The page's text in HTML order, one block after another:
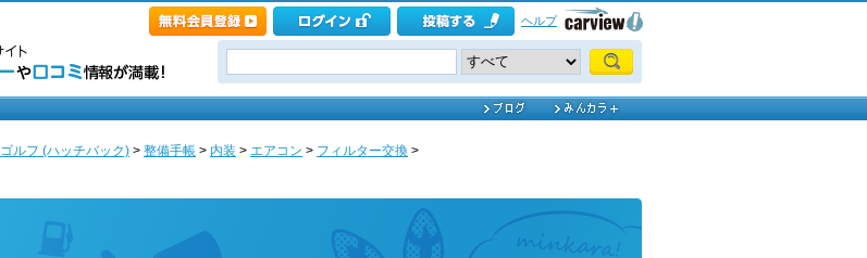
ヘルプ
ゴルフ (ハッチバック) > 整備手帳 > 内装 > エアコン > フィルター交換 >